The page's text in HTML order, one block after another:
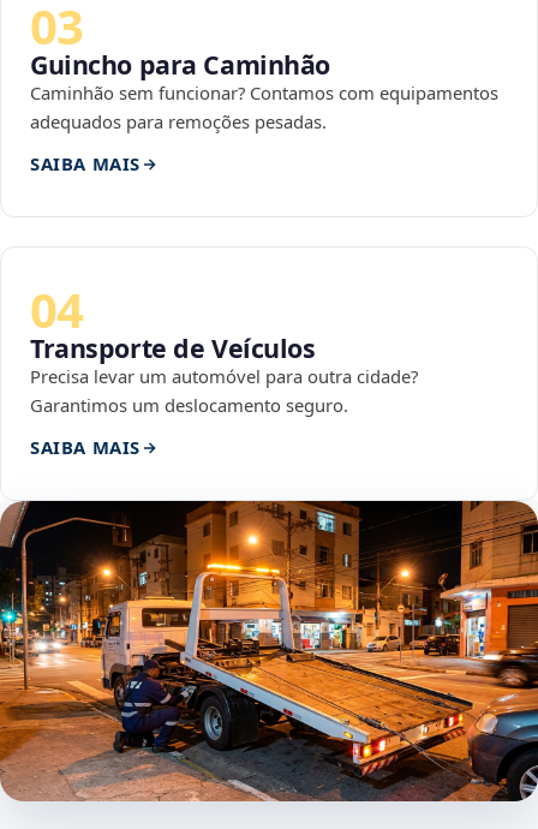
03
Guincho para Caminhão
Caminhão sem funcionar? Contamos com equipamentos
adequados para remoções pesadas.
SAIBA MAIS
04
Transporte de Veículos
Precisa levar um automóvel para outra cidade?
Garantimos um deslocamento seguro.
SAIBA MAIS